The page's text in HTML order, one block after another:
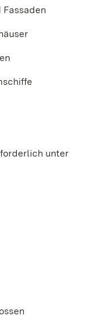
Fassaden
unter